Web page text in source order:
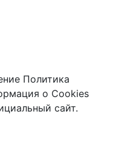
Политика
о Cookies
сайт.